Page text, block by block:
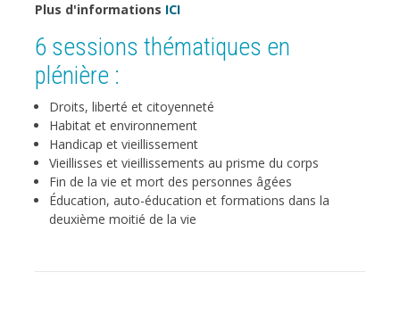
Plus d'informations ICI
6 sessions thématiques en
plénière :
Droits, liberté et citoyenneté
Habitat et environnement
Handicap et vieillissement
Vieillisses et vieillissements au prisme du corps
Fin de la vie et mort des personnes âgées
Éducation, auto-éducation et formations dans la
deuxième moitié de la vie